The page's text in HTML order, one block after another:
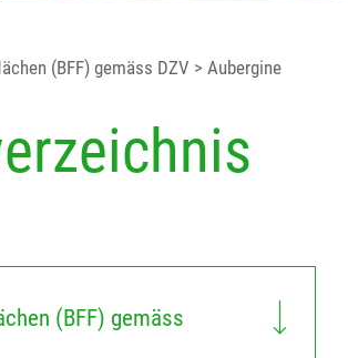
(BFF) gemäss DZV > Aubergine
(BFF) gemäss